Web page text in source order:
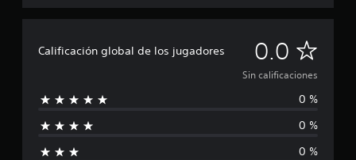
Calificación global de los jugadores 0.0 S
i
n
c
Sin calificaciones
0 %
0 %
0 %